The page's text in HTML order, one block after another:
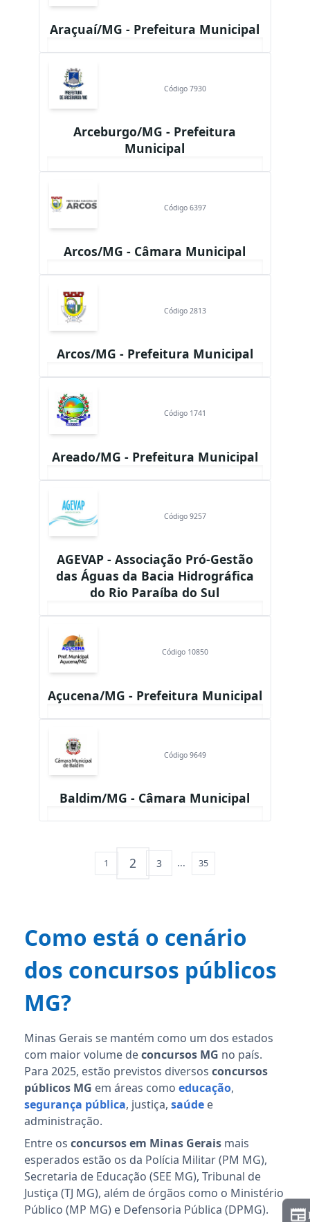
Araçuaí/MG - Prefeitura Municipal
Código 7930
Arceburgo/MG - Prefeitura
Municipal
Código 6397
Arcos/MG - Câmara Municipal
Código 2813
Arcos/MG - Prefeitura Municipal
Código 1741
Areado/MG - Prefeitura Municipal
Código 9257
AGEVAP - Associação Pró-Gestão
das Águas da Bacia Hidrográfica
do Rio Paraíba do Sul
Código 10850
Açucena/MG - Prefeitura Municipal
Código 9649
Baldim/MG - Câmara Municipal
1 2 3 ... 35
Como está o cenário
dos concursos públicos
MG?
Minas Gerais se mantém como um dos estados
com maior volume deconcursos MG no país.
Para 2025, estão previstos diversos concursos
públicos MG em áreas como educação,
segurança pública, justiça, saúde e
administração.
Entre os concursos em Minas Gerais mais
esperados estão os da Polícia Militar (PM MG),
Secretaria de Educação (SEE MG), Tribunal de
Justiça (TJ MG), além de órgãos como o Ministério
Público (MP MG) e Defensoria Pública (DPMG).